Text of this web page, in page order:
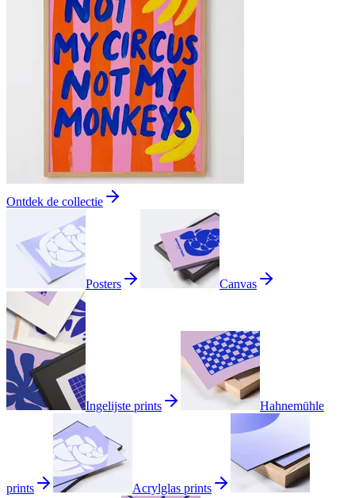
Ontdek de collectie
Posters Canvas
Ingelijste prints Hahnemühle
prints Acrylglas prints